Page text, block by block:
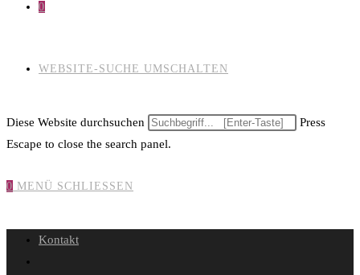
0
WEBSITE-SUCHE UMSCHALTEN
Diese Website durchsuchen
Press
Escape to close the search panel.
0 MENÜ SCHLIESSEN
Kontakt